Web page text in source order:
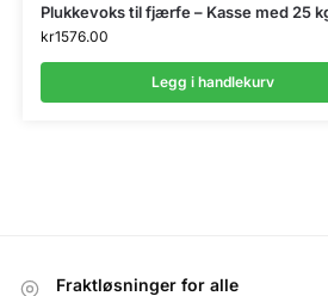
Plukkevoks til fjærfe – Kasse med 25
kr1576.00
Legg i handlekurv
Fraktløsninger for alle